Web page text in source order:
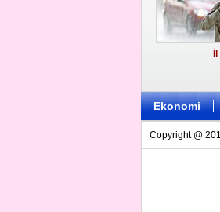
Ekonomi
Copyright @